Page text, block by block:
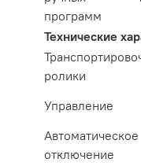
программ
Технические
ролики
Управление
Автоматическое
отключение